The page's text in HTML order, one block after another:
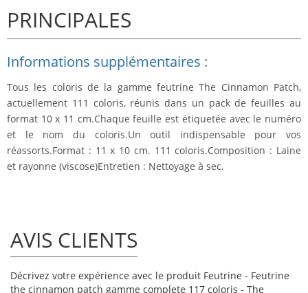
PRINCIPALES
Informations supplémentaires :
Tous les coloris de la gamme feutrine The Cinnamon Patch,
actuellement 111 coloris, réunis dans un pack de feuilles au
format 10 x 11 cm.Chaque feuille est étiquetée avec le numéro
et le nom du coloris.Un outil indispensable pour vos
réassorts.Format : 11 x 10 cm. 111 coloris.Composition : Laine
et rayonne (viscose)Entretien : Nettoyage à sec.
AVIS CLIENTS
Décrivez votre expérience avec le produit Feutrine - Feutrine
the cinnamon patch gamme complete 117 coloris - The